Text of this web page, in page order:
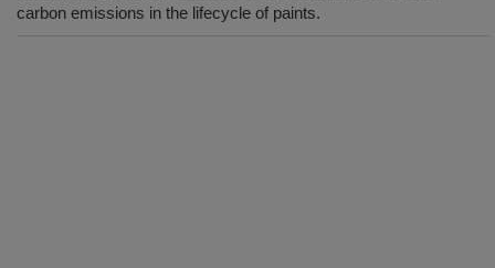
carbon emissions in the lifecycle of paints.